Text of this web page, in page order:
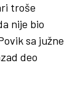
troše
nije bio
sa južne
deo